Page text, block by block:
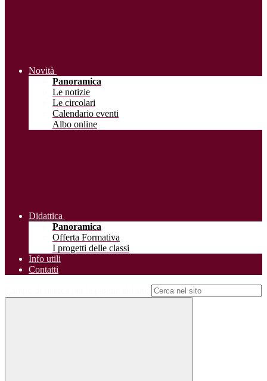
Novità
Panoramica
Le notizie
Le circolari
Calendario eventi
Albo online
Didattica
Panoramica
Offerta Formativa
I progetti delle classi
Info utili
Contatti